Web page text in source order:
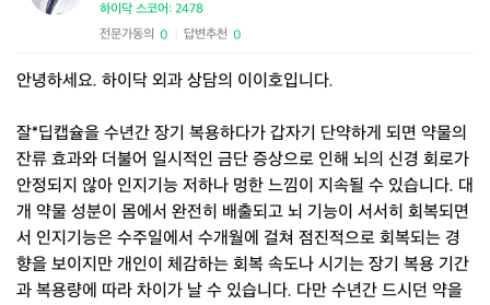
하이닥 스코어: 2478
전문가동의 0 답변추천 0
안녕하세요. 하이닥 외과 상담의 이이호입니다.
잘*딥캡슐을 수년간 장기 복용하다가 갑자기 단약하게 되면 약물의
잔류 효과와 더불어 일시적인 금단 증상으로 인해 뇌의 신경 회로가
안정되지 않아 인지기능 저하나 멍한 느낌이 지속될 수 있습니다. 대
개 약물 성분이 몸에서 완전히 배출되고 뇌 기능이 서서히 회복되면
서 인지기능은 수주일에서 수개월에 걸쳐 점진적으로 회복되는 경
향을 보이지만 개인이 체감하는 회복 속도나 시기는 장기 복용 기간
과 복용량에 따라 차이가 날 수 있습니다. 다만 수년간 드시던 약을